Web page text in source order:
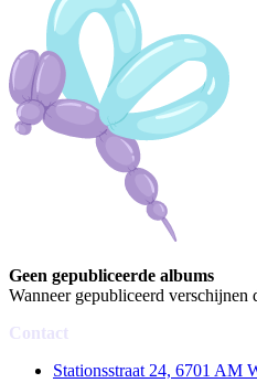
Geen gepubliceerde albums
Wanneer gepubliceerd verschijnen
Contact
Stationsstraat 24, 6701 AM